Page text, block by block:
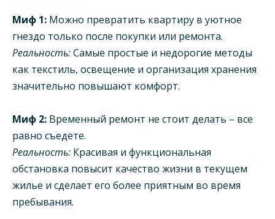
Миф 1: Можно превратить квартиру в уютное
гнездо только после покупки или ремонта.
Реальность:Самые простые и недорогие методы
как текстиль, освещение и организация хранения
значительно повышают комфорт.
Миф 2: Временный ремонт не стоит делать – все
равно съедете.
Реальность: Красивая и функциональная
обстановка повысит качество жизни в текущем
жилье и сделает его более приятным во время
пребывания.